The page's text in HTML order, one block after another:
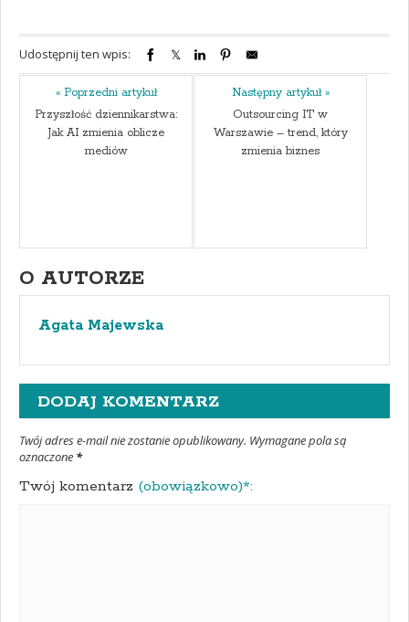
Udostępnij ten wpis:
« Poprzedni artykuł
Przyszłość dziennikarstwa:
Jak AI zmienia oblicze
mediów
Następny artykuł »
Outsourcing IT w
Warszawie – trend, który
zmienia biznes
O AUTORZE
Agata Majewska
DODAJ KOMENTARZ
Twój adres e-mail nie zostanie opublikowany. Wymagane pola są
oznaczone *
Twój komentarz (obowiązkowo)*: